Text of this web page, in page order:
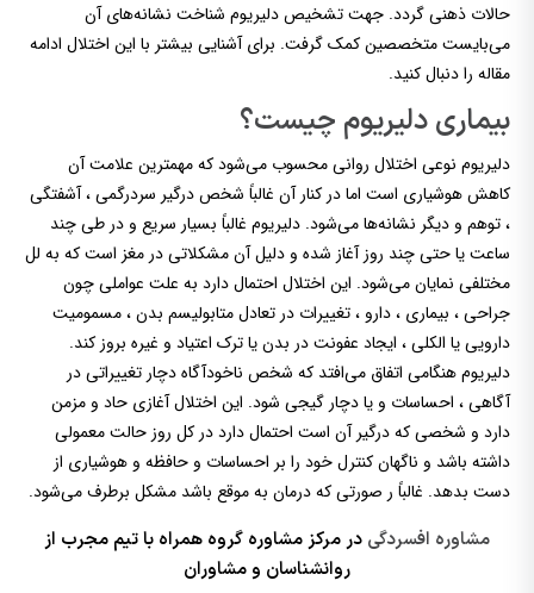
حالات ذهنی گردد. جهت تشخیص دلیریوم شناخت نشانه‌های آن
می‌بایست متخصصین کمک گرفت. برای آشنایی بیشتر با این اختلال ادامه
مقاله را دنبال کنید.
بیماری دلیریوم چیست؟
دلیریوم نوعی اختلال روانی محسوب می‌شود که مهمترین علامت آن
کاهش هوشیاری است اما در کنار آن غالباً شخص درگیر سردرگمی ، آشفتگی
، توهم و دیگر نشانه‌ها می‌شود. دلیریوم غالباً بسیار سریع و در طی چند
ساعت یا حتی چند روز آغاز شده و دلیل آن مشکلاتی در مغز است که به لل
مختلفی نمایان می‌شود. این اختلال احتمال دارد به علت عواملی چون
جراحی ، بیماری ، دارو ، تغییرات در تعادل متابولیسم بدن ، مسمومیت
دارویی یا الکلی ، ایجاد عفونت در بدن یا ترک اعتیاد و غیره بروز کند.
دلیریوم هنگامی اتفاق می‌افتد که شخص ناخودآگاه دچار تغییراتی در
آگاهی ، احساسات و یا دچار گیجی شود. این اختلال آغازی حاد و مزمن
دارد و شخصی که درگیر آن است احتمال دارد در کل روز حالت معمولی
داشته باشد و ناگهان کنترل خود را بر احساسات و حافظه و هوشیاری از
دست بدهد. غالباً ر صورتی که درمان به موقع باشد مشکل برطرف می‌شود.
مشاوره افسردگی در مرکز مشاوره گروه همراه با تیم مجرب از
روانشناسان و مشاوران